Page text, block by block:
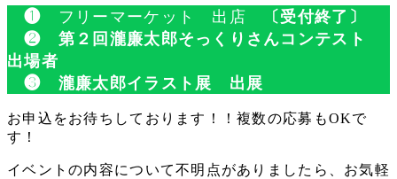
❶ フリーマーケット 出店 〔受付終了〕
❷ 第２回瀧廉太郎そっくりさんコンテスト
出場者
❸ 瀧廉太郎イラスト展 出展
お申込をお待ちしております！！複数の応募もOKで
す！
イベントの内容について不明点がありましたら、お気軽